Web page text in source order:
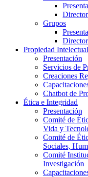
Grupos
Propiedad Intelectual
Presentación
Servicios de
Creaciones
Chatbot de
Ética e Integridad
Presentación
Comité de
Vida y
Comité de
Sociales,
Comité
Investigación